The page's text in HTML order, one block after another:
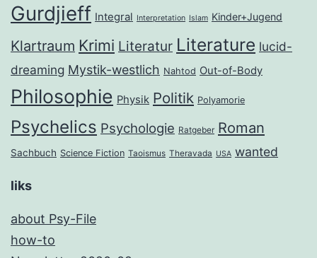
Gurdjieff Integral Interpretation Islam Kinder+Jugend
Klartraum Krimi Literatur Literature lucid-
dreaming Mystik-westlich Nahtod Out-of-Body
Philosophie Physik Politik Polyamorie
Psychelics Psychologie Ratgeber Roman
Sachbuch Science Fiction Taoismus Theravada USA wanted
liks
about Psy-File
how-to